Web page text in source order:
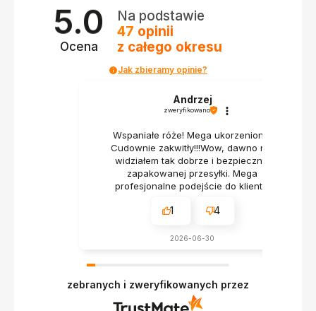
5.0
Ocena
Na podstawie
47 opinii
z całego okresu
Jak zbieramy opinie?
Andrzej
zweryfikowano
Wspaniałe róże! Mega ukorzenione!
Cudownie zakwitły!!!Wow, dawno nie
widziałem tak dobrze i bezpiecznie
zapakowanej przesyłki. Mega
profesjonalne podejście do klienta.
1 4
2026-06-30
zebranych i zweryfikowanych przez